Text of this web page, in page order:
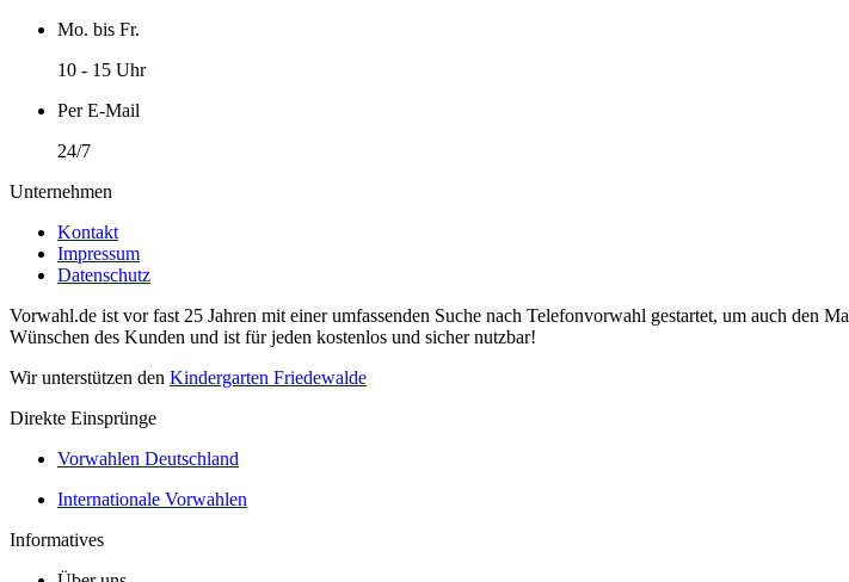
Mo. bis Fr.
10 - 15 Uhr
Per E-Mail
24/7
Unternehmen
Kontakt
Impressum
Datenschutz
Vorwahl.de ist vor fast 25 Jahren mit einer umfassenden Suche nach Telefonvorwahl gestartet, um auch den
Wünschen des Kunden und ist für jeden kostenlos und sicher nutzbar!
Wir unterstützen den Kindergarten Friedewalde
Direkte Einsprünge
Vorwahlen Deutschland
Internationale Vorwahlen
Informatives